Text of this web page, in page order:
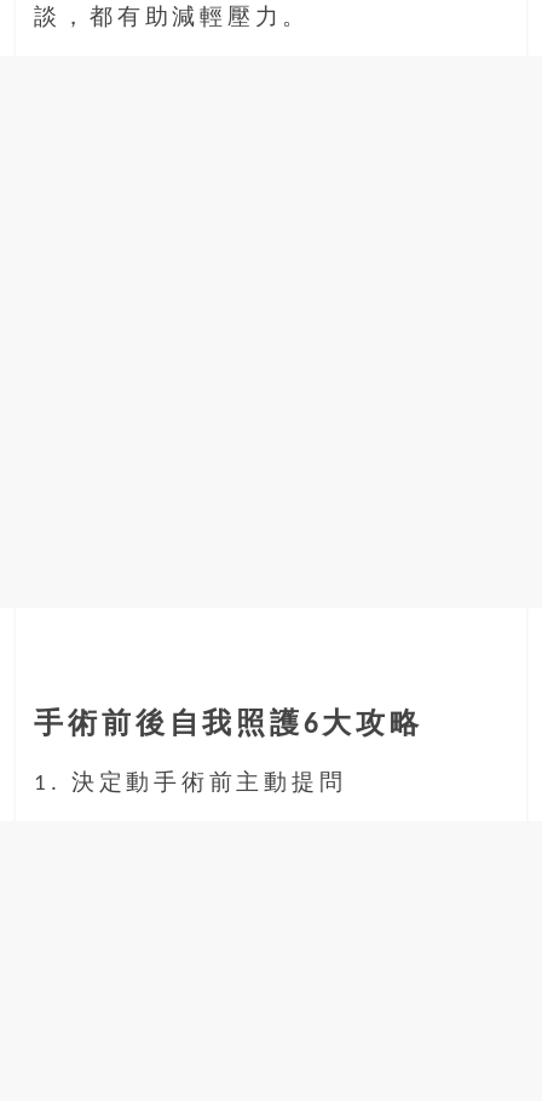
談，都有助減輕壓力。
手術前後自我照護6大攻略
1. 決定動手術前主動提問